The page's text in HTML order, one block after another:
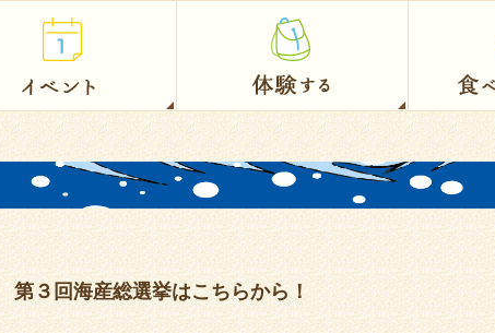
第３回海産総選挙はこちらから！